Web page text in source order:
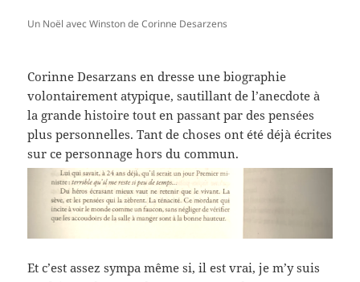
Un Noël avec Winston de Corinne Desarzens
Corinne Desarzans en dresse une biographie
volontairement atypique, sautillant de l’anecdote à
la grande histoire tout en passant par des pensées
plus personnelles. Tant de choses ont été déjà écrites
sur ce personnage hors du commun.
Et c’est assez sympa même si, il est vrai, je m’y suis